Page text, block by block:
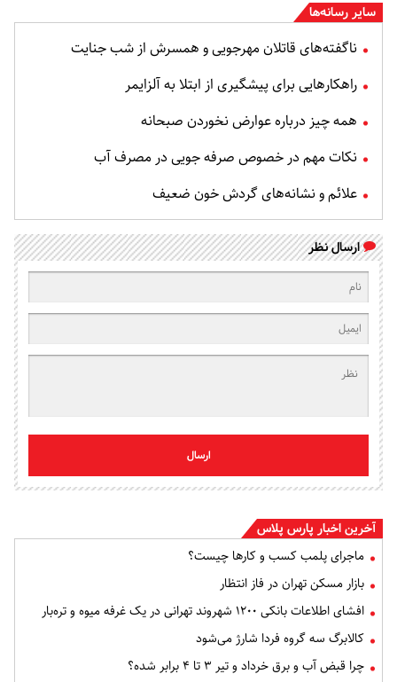
سایر رسانه‌ها
ناگفته‌های قاتلان مهرجویی و همسرش از شب جنایت
راهکارهایی برای پیشگیری از ابتلا به آلزایمر
همه چیز درباره عوارض نخوردن صبحانه
نکات مهم در خصوص صرفه جویی در مصرف آب
علائم و نشانه‌های گردش خون ضعیف
ارسال نظر
ارسال
آخرین اخبار پارس پلاس
ماجرای پلمب کسب و کارها چیست؟
بازار مسکن تهران در فاز انتظار
افشای اطلاعات بانکی ۱۲۰۰ شهروند تهرانی در یک غرفه میوه و تره‌بار
کالابرگ سه گروه فردا شارژ می‌شود
چرا قبض آب و برق خرداد و تیر ۳ تا ۴ برابر شده؟